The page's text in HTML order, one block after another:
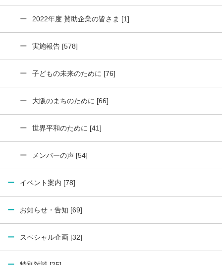
2022年度 賛助企業の皆さま [1]
実施報告 [578]
子どもの未来のために [76]
大阪のまちのために [66]
世界平和のために [41]
メンバーの声 [54]
イベント案内 [78]
お知らせ・告知 [69]
スペシャル企画 [32]